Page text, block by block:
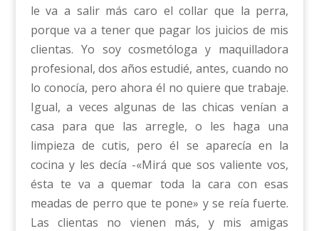
le va a salir más caro el collar que la perra,
porque va a tener que pagar los juicios de mis
clientas. Yo soy cosmetóloga y maquilladora
profesional, dos años estudié, antes, cuando no
lo conocía, pero ahora él no quiere que trabaje.
Igual, a veces algunas de las chicas venían a
casa para que las arregle, o les haga una
limpieza de cutis, pero él se aparecía en la
cocina y les decía -«Mirá que sos valiente vos,
ésta te va a quemar toda la cara con esas
meadas de perro que te pone» y se reía fuerte.
Las clientas no vienen más, y mis amigas